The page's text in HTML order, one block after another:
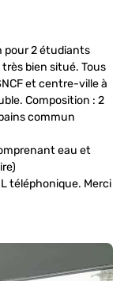
pour 2 étudiants
bien situé. Tous
et centre-ville à
Composition : 2
commun
eau et
téléphonique. Merci